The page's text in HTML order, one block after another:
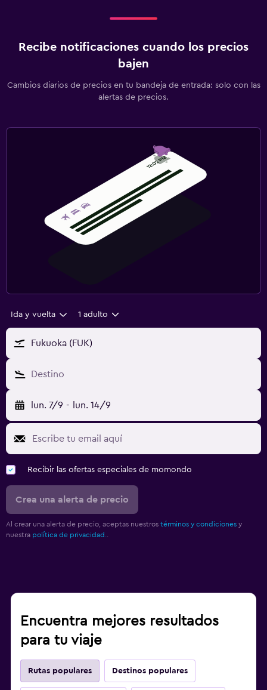
Recibe notificaciones cuando los precios
bajen
Cambios diarios de precios en tu bandeja de entrada: solo con las
alertas de precios.
Ida y vuelta 1 adulto
Fukuoka (FUK)
Destino
lun. 7/9 - lun. 14/9
Recibir las ofertas especiales de momondo
Crea una alerta de precio
Al crear una alerta de precio, aceptas nuestros términos y condiciones y
nuestra política de privacidad.
Encuentra mejores resultados
para tu viaje
Rutas populares Destinos populares